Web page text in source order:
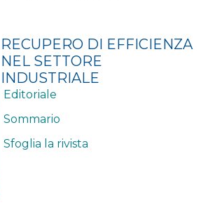
RECUPERO DI EFFICIENZA
NEL SETTORE
INDUSTRIALE
Editoriale
Sommario
Sfoglia la rivista